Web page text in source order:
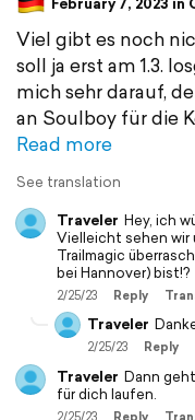
February 7, 2023 in
Viel gibt es noch
soll ja erst am 1.3.
mich sehr darauf,
an Soulboy für die
Read more
See translation
Traveler Hey, ich
Vielleicht sehen wir
Trailmagic
bei Hannover) bist!?
2/25/23 Reply
Traveler
2/25/23 Reply
Traveler Dann
für dich laufen.